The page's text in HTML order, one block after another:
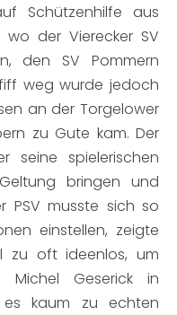
Schützenhilfe aus
wo der Vierecker SV
den SV Pommern
weg wurde jedoch
an der Torgelower
zu Gute kam. Der
seine spielerischen
bringen und
PSV musste sich so
einstellen, zeigte
zu oft ideenlos, um
Michel Geserick in
kaum zu echten